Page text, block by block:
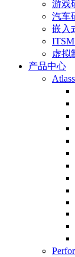
游戏
汽车
嵌入
虚拟
产品中心